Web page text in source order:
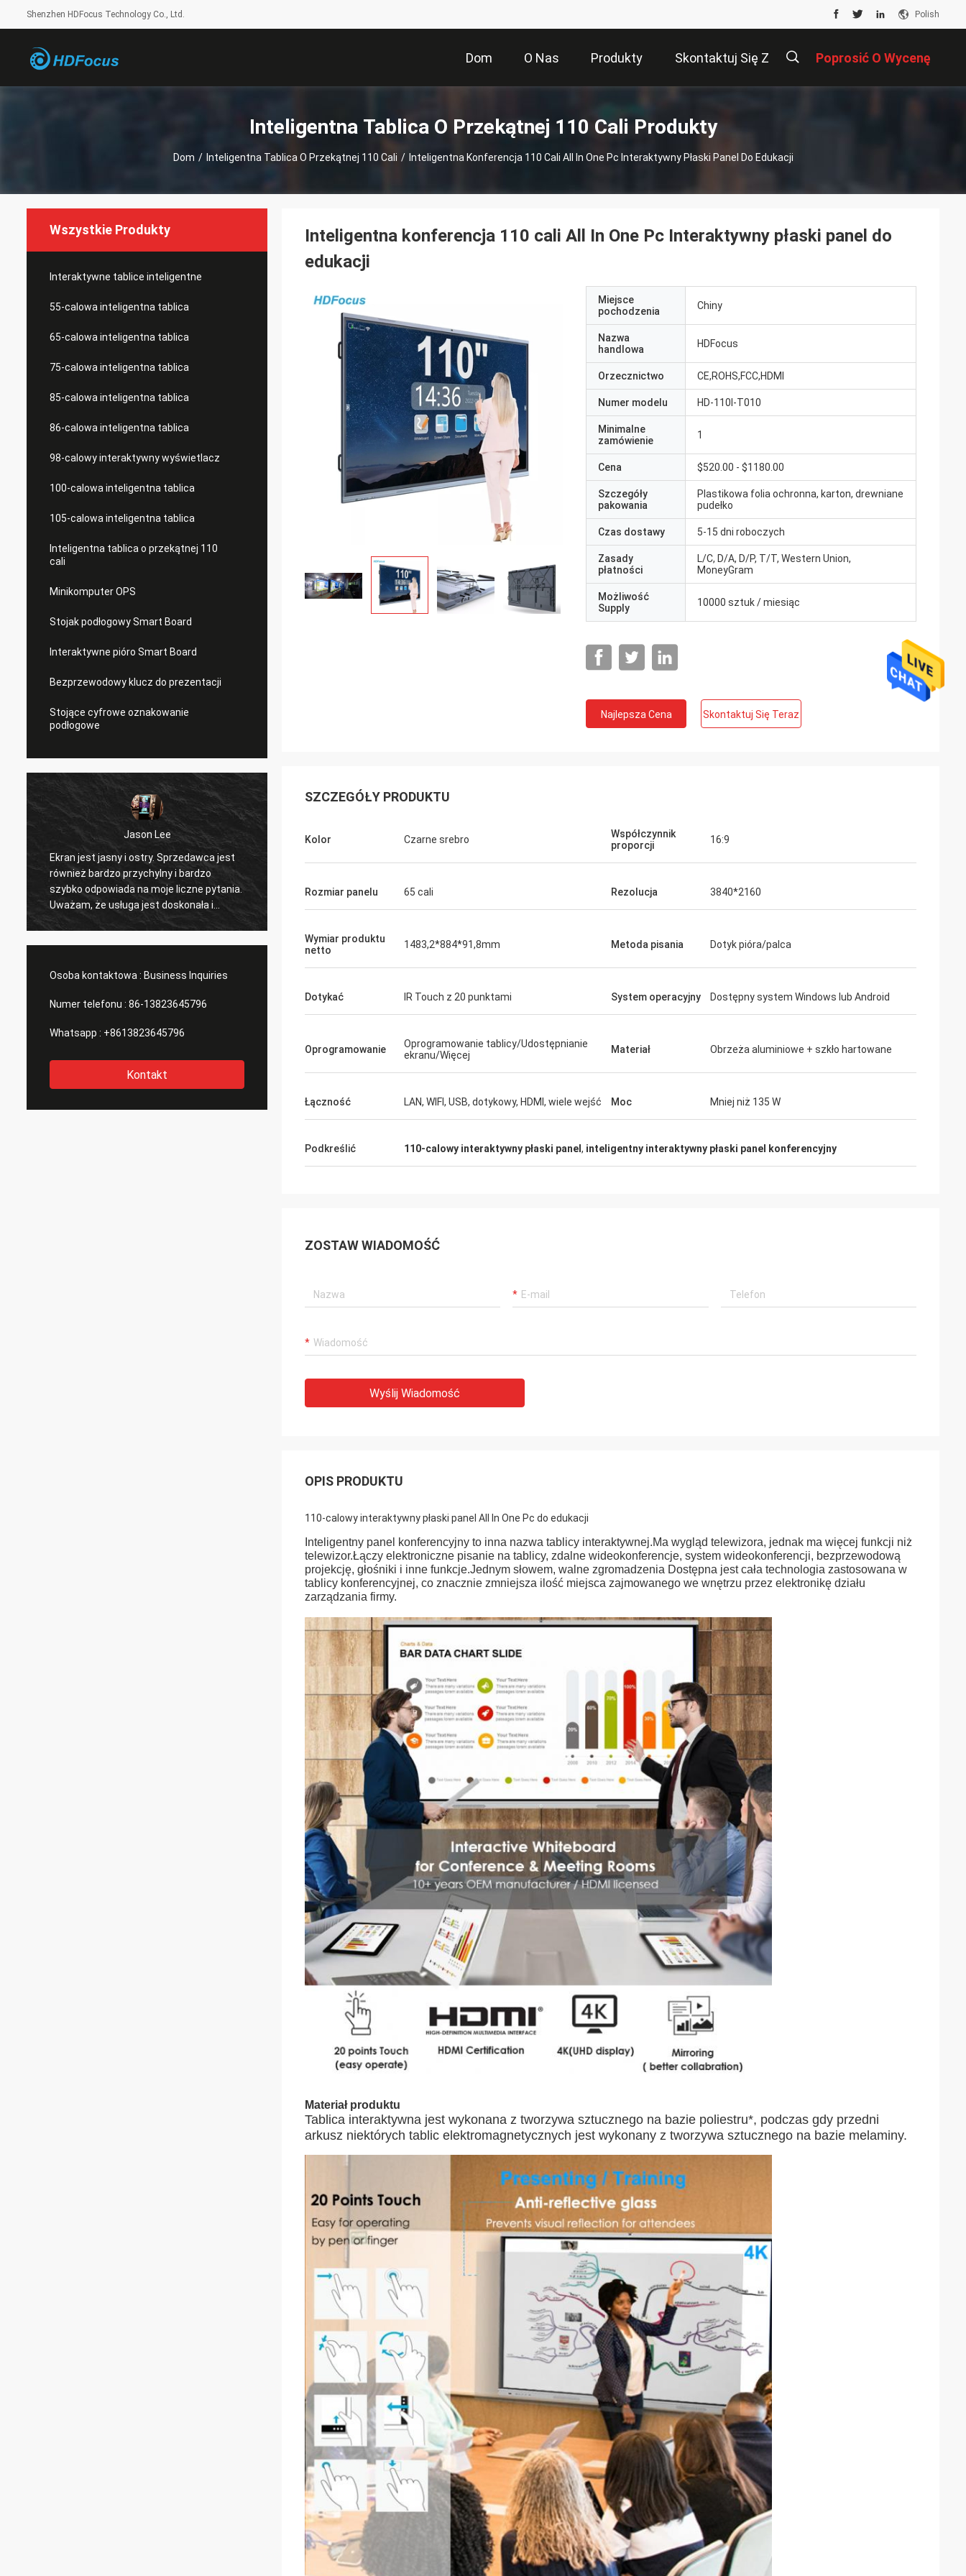
Shenzhen HDFocus Technology Co., Ltd. Polish
Dom O Nas Produkty Skontaktuj Się Z Poprosić O Wycenę
Inteligentna Tablica O Przekątnej 110 Cali Produkty
Dom / Inteligentna Tablica O Przekątnej 110 Cali / Inteligentna Konferencja 110 Cali All In One Pc Interaktywny Płaski Panel Do Edukacji
Wszystkie Produkty
Interaktywne tablice inteligentne
55-calowa inteligentna tablica
65-calowa inteligentna tablica
75-calowa inteligentna tablica
85-calowa inteligentna tablica
86-calowa inteligentna tablica
98-calowy interaktywny wyświetlacz
100-calowa inteligentna tablica
105-calowa inteligentna tablica
Inteligentna tablica o przekątnej 110
cali
Minikomputer OPS
Stojak podłogowy Smart Board
Interaktywne pióro Smart Board
Bezprzewodowy klucz do prezentacji
Stojące cyfrowe oznakowanie
podłogowe
ostry. Sprzedawca jest
i bardzo
na moje liczne pytania.
jest doskonała i
świetna jakość... świetna obsługa...
świetne wsparcie... zadowolony z
produktu... czekam na przedmowę do
dalszej współpracy
Osoba kontaktowa : Business Inquiries
Numer telefonu : 86-13823645796
Whatsapp : +8613823645796
Kontakt
Inteligentna konferencja 110 cali All In One Pc Interaktywny płaski panel do
edukacji
Miejsce
pochodzenia
Chiny
Nazwa
handlowa
HDFocus
Orzecznictwo CE,ROHS,FCC,HDMI
Numer modelu HD-110I-T010
Minimalne
zamówienie
1
Cena $520.00 - $1180.00
Szczegóły
pakowania
Plastikowa folia ochronna, karton, drewniane
pudełko
Czas dostawy 5-15 dni roboczych
Zasady
płatności
L/C, D/A, D/P, T/T, Western Union,
MoneyGram
Możliwość
Supply
10000 sztuk / miesiąc
Najlepsza Cena Skontaktuj Się Teraz
SZCZEGÓŁY PRODUKTU
Kolor Czarne srebro
Współczynnik
proporcji
16:9
Rozmiar panelu 65 cali Rezolucja 3840*2160
Wymiar produktu
netto
1483,2*884*91,8mm Metoda pisania Dotyk pióra/palca
Dotykać IR Touch z 20 punktami System operacyjny Dostępny system Windows lub Android
Oprogramowanie
Oprogramowanie tablicy/Udostępnianie
ekranu/Więcej
Materiał Obrzeża aluminiowe + szkło hartowane
Łączność LAN, WIFI, USB, dotykowy, HDMI, wiele wejść Moc Mniej niż 135 W
Podkreślić 110-calowy interaktywny płaski panel , inteligentny interaktywny płaski panel konferencyjny
ZOSTAW WIADOMOŚĆ
Wyślij Wiadomość
OPIS PRODUKTU
110-calowy interaktywny płaski panel All In One Pc do edukacji
Inteligentny panel konferencyjny to inna nazwa tablicy interaktywnej.Ma wygląd telewizora, jednak ma więcej funkcji niż
telewizor.Łączy elektroniczne pisanie na tablicy, zdalne wideokonferencje, system wideokonferencji, bezprzewodową
projekcję, głośniki i inne funkcje.Jednym słowem, walne zgromadzenia Dostępna jest cała technologia zastosowana w
tablicy konferencyjnej, co znacznie zmniejsza ilość miejsca zajmowanego we wnętrzu przez elektronikę działu
zarządzania firmy.
Materiał produktu
Tablica interaktywna jest wykonana z tworzywa sztucznego na bazie poliestru*, podczas gdy przedni
arkusz niektórych tablic elektromagnetycznych jest wykonany z tworzywa sztucznego na bazie melaminy.